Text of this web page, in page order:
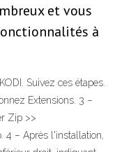
et vous
à
Suivez ces étapes.
Extensions. 3 –
Zip >>
4 – Après l'installation,